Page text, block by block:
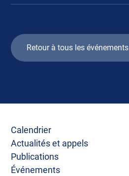
Retour à tous les événements
Calendrier
Actualités et appels
Publications
Événements